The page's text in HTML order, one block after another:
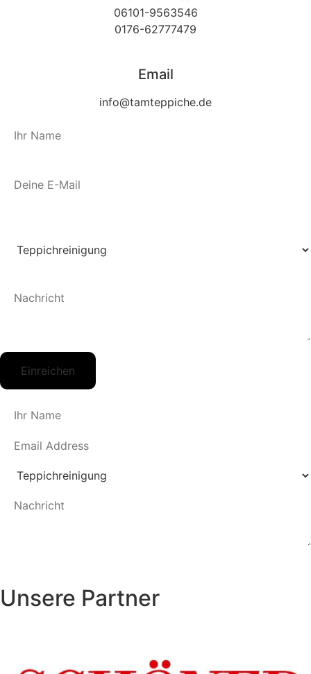
06101-9563546
0176-62777479
Email
info@tamteppiche.de
Unsere Partner